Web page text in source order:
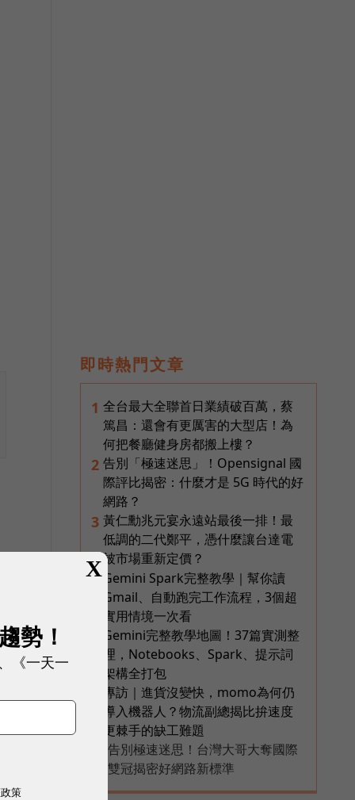
即時熱門文章
1 全台最大全聯首日業績破百萬，蔡
篤昌：還會有更厲害的大型店！為
何把餐廳健身房都搬上樓？
2 告別「極速迷思」！Opensignal 國
際評比揭密：什麼才是 5G 時代的好
網路？
3 黃仁勳兆元宴永遠站最後一排！最
低調的二代鄭平，憑什麼讓台達電
被市場重新定價？
4 Gemini Spark完整教學｜幫你讀
Gmail、自動跑完工作流程，3個超
實用情境一次看
Gemini完整教學地圖！37篇實測整
理，Notebooks、Spark、提示詞
架構全打包
專訪｜進貨沒變快，momo為何仍
導入機器人？物流副總揭比拚速度
更棘手的缺工難題
告別極速迷思！台灣大哥大奪國際
雙冠揭密好網路新標準
X
勢！
《一天一
策